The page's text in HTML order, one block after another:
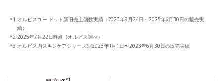
オルビスユー ドット新旧売上個数実績（2020年9月24日～2025年6月30日の販売実
績）
2025年7月22日時点（オルビス調べ）
オルビス内スキンケアシリーズ別2023年1月1日〜2023年6月30日の販売実績
*1